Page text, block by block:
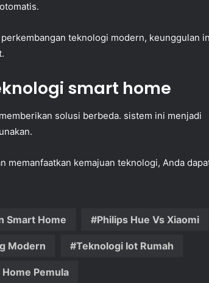
teknologi modern, keunggulan
smart home
solusi berbeda. sistem ini menjadi
memanfaatkan kemajuan teknologi, Anda
Smart Home Philips Hue Vs Xiaomi
Modern Teknologi Iot Rumah
Pemula